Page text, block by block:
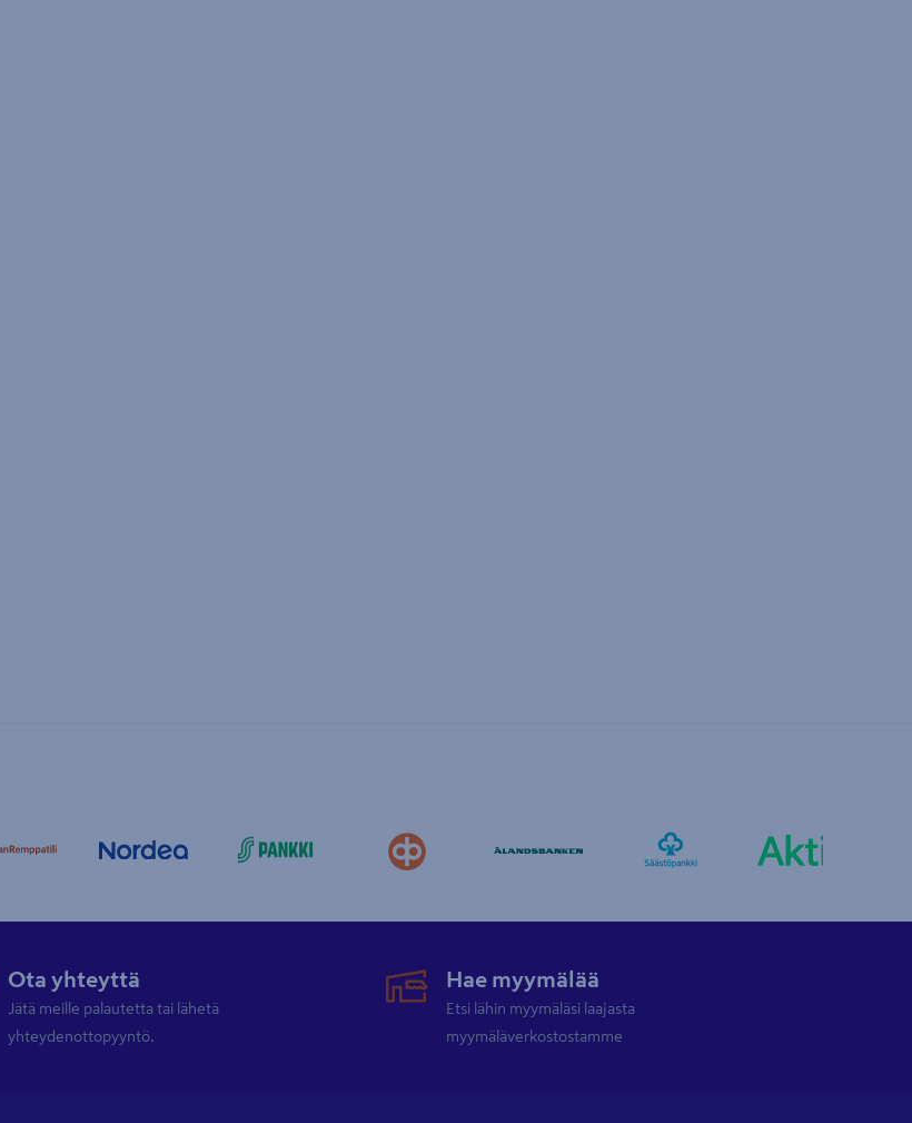
Ota yhteyttä
Jätä meille palautetta tai lähetä
yhteydenottopyyntö.
Hae myymälää
Etsi lähin myymäläsi laajasta
myymäläverkostostamme